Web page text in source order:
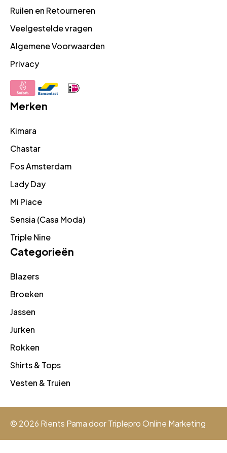
Ruilen en Retourneren
Veelgestelde vragen
Algemene Voorwaarden
Privacy
Merken
Kimara
Chastar
Fos Amsterdam
Lady Day
Mi Piace
Sensia (Casa Moda)
Triple Nine
Categorieën
Blazers
Broeken
Jassen
Jurken
Rokken
Shirts & Tops
Vesten & Truien
© 2026 Rients Pama doorTriplepro Online Marketing